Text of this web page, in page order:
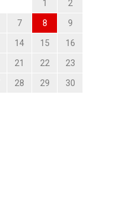
1 2
7 8 9
14 15 16
21 22 23
28 29 30